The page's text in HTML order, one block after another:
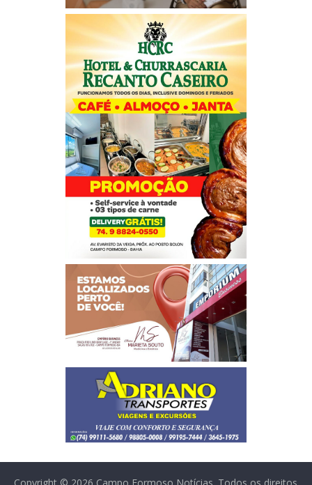
Copyright © 2026 Campo Formoso Notícias . Todos os direitos